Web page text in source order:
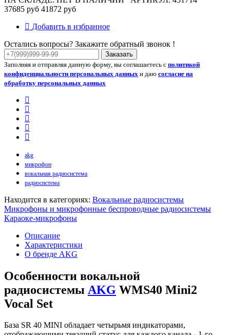
37685 руб 41872 руб
Добавить в избранное
Остались вопросы? Закажите обратный звонок !
Заказать
Заполняя и отправляя данную форму, вы соглашаетесь с политикой
конфиденциальности персональных данных и даю согласие на
обработку персональных данных
akg
микрофон
вокальная радиосистема
радиосистема
Находится в категориях: Вокальные радиосистемы
Микрофоны и микрофонные беспроводные радиосистемы
Караоке-микрофоны
Описание
Характеристики
О бренде AKG
Особенности вокальной
радиосистемы AKG WMS40 Mini2
Vocal Set
База SR 40 MINI обладает четырьмя индикаторами,